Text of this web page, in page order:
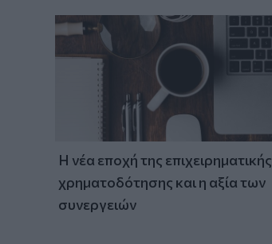
Η νέα εποχή της επιχειρηματικής
χρηματοδότησης και η αξία των
συνεργειών